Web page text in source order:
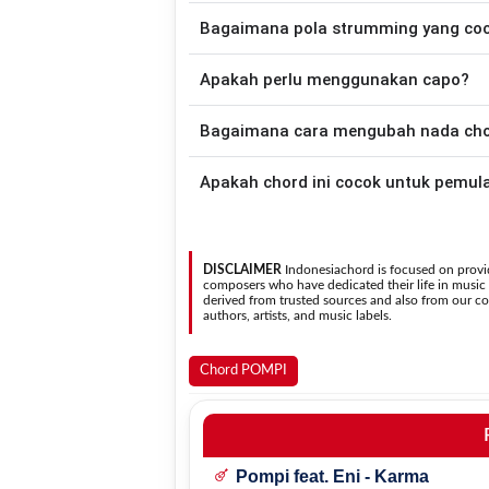
memainkan lagu ini.
chord gitar yang lebih mudah
Bagaimana pola strumming yang
Down - Down - Up - Up - Down - Up
Muani Disisi.
Apakah perlu menggunakan capo?
nada asli penyanyi, kamu dapat
kebutuhan.
Bagaimana cara mengubah nada
nada. Seluruh chord akan berubah secara otomatis tanpa mengubah lirik sehingga kamu dapat
Apakah chord ini cocok untuk
DISCLAIMER Indonesiachord is focused on
composers who have dedicated their life in
derived from trusted sources and also from our
authors, artists, and music labels.
Chord POMPI
Pompi feat. Eni - Karma